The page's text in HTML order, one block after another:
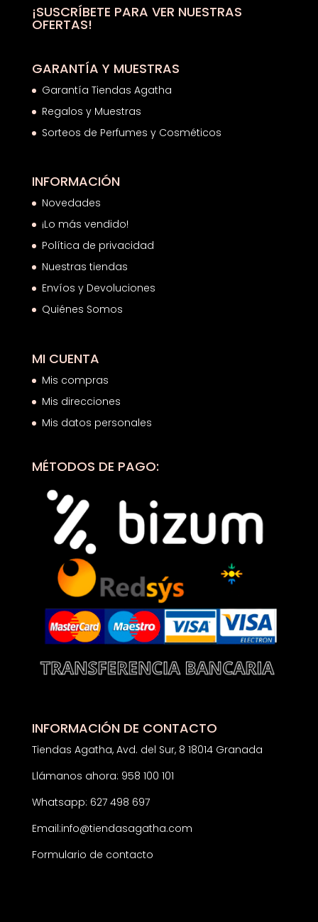
¡SUSCRÍBETE PARA VER NUESTRAS
OFERTAS!
GARANTÍA Y MUESTRAS
Garantía Tiendas Agatha
Regalos y Muestras
Sorteos de Perfumes y Cosméticos
INFORMACIÓN
Novedades
¡Lo más vendido!
Política de privacidad
Nuestras tiendas
Envíos y Devoluciones
Quiénes Somos
MI CUENTA
Mis compras
Mis direcciones
Mis datos personales
MÉTODOS DE PAGO:
INFORMACIÓN DE CONTACTO
Tiendas Agatha, Avd. del Sur, 8 18014 Granada
Llámanos ahora: 958 100 101
Whatsapp: 627 498 697
Email:info@tiendasagatha.com
Formulario de contacto